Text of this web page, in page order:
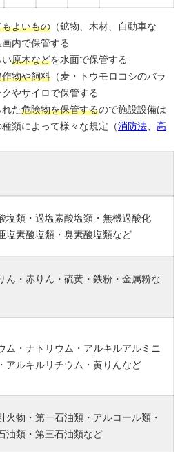
よいもの （鉱物、木材、自動車な
内で保管する
い原木などを水面で保管する
物や飼料 （麦・トウモロコシのバラ
やサイロで保管する
た危険物を保管するので施設設備は
類によって様々な規定（消防法
高
塩類・過塩素酸塩類・無機過酸化
塩素酸塩類・臭素酸塩類など
ん・赤りん・硫黄・鉄粉・金属粉な
ム・ナトリウム・アルキルアルミニ
アルキルリチウム・黄りんなど
火物・第一石油類・アルコール類・
油類・第三石油類など